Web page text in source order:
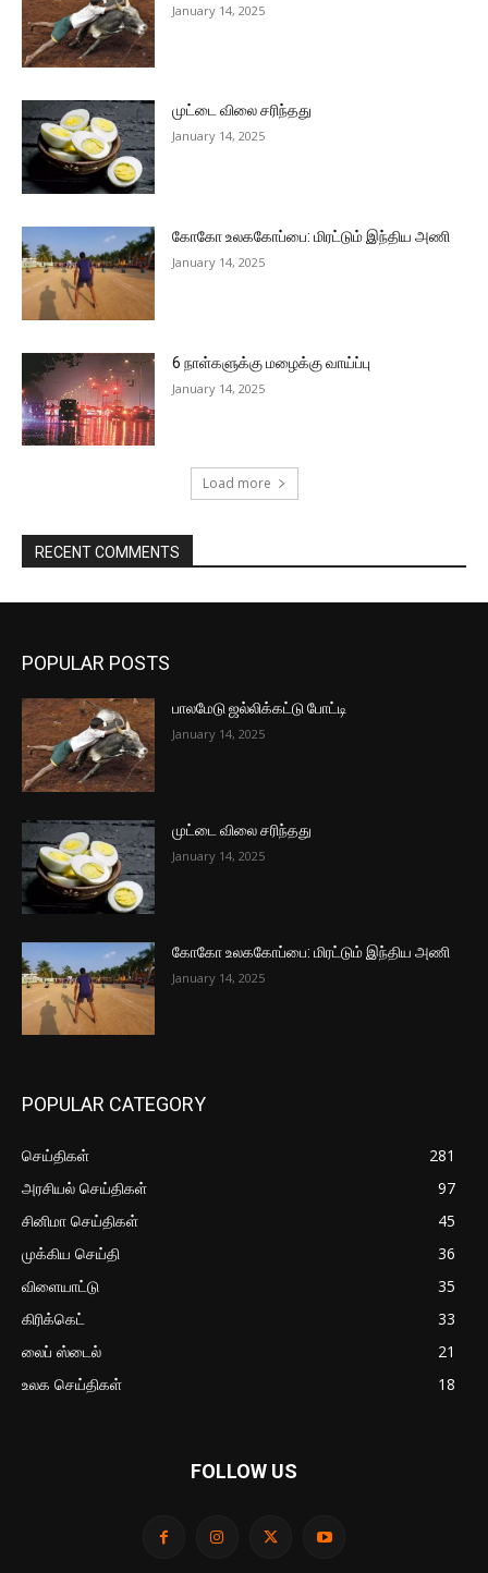
January 14, 2025
முட்டை விலை சரிந்தது
January 14, 2025
கோகோ உலககோப்பை: மிரட்டும் இந்திய அணி
January 14, 2025
6 நாள்களுக்கு மழைக்கு வாய்ப்பு
January 14, 2025
Load more
RECENT COMMENTS
POPULAR POSTS
பாலமேடு ஜல்லிக்கட்டு போட்டி
January 14, 2025
முட்டை விலை சரிந்தது
January 14, 2025
கோகோ உலககோப்பை: மிரட்டும் இந்திய அணி
January 14, 2025
POPULAR CATEGORY
செய்திகள்
281
அரசியல் செய்திகள்
97
சினிமா செய்திகள்
45
முக்கிய செய்தி
36
விளையாட்டு
35
கிரிக்கெட்
33
லைப் ஸ்டைல்
21
உலக செய்திகள்
18
FOLLOW US